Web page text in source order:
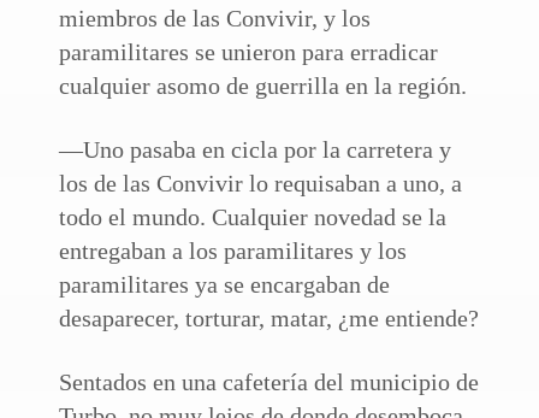
miembros de las Convivir, y los
paramilitares se unieron para erradicar
cualquier asomo de guerrilla en la región.
—Uno pasaba en cicla por la carretera y
los de las Convivir lo requisaban a uno, a
todo el mundo. Cualquier novedad se la
entregaban a los paramilitares y los
paramilitares ya se encargaban de
desaparecer, torturar, matar, ¿me entiende?
Sentados en una cafetería del municipio de